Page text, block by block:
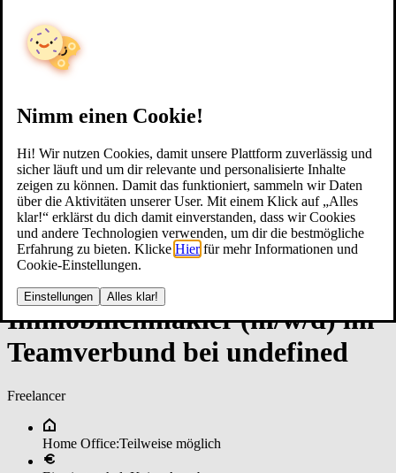
Nimm einen Cookie!
Hi! Wir nutzen Cookies, damit unsere Plattform zuverlässig und
sicher läuft und um dir relevante und personalisierte Inhalte
zeigen zu können. Damit das funktioniert, sammeln wir Daten
über die Aktivitäten unserer User. Mit einem Klick auf „Alles
klar!“ erklärst du dich damit einverstanden, dass wir Cookies
und andere Technologien verwenden, um dir die bestmögliche
Erfahrung zu bieten. Klicke Hier für mehr Informationen und
Cookie-Einstellungen.
Einstellungen Alles klar!
Im­mo­bi­li­en­mak­ler (m/w/d) im
­Team­ver­bun­d bei un­de­fi­ned
Freelancer
Home Office:Teilweise möglich